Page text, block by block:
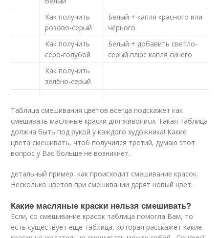
Как получить
розово-серый
Белый + капля красного или
чёрного
Как получить
серо-голубой
Белый + добавить светло-
серый плюс капля синего
Как получить
зелёно-серый
Таблица смешивания цветов всегда подскажет как
смешивать масляные краски для живописи. Такая таблица
должна быть под рукой у каждого художника! Какие
цвета смешивать, чтоб получился третий, думаю этот
вопрос у Вас больше не возникнет.
детальный пример, как происходит смешивание красок.
Несколько цветов при смешивании дарят новый цвет.
Какие масляные краски нельзя смешивать?
Если, со смешивание красок таблица помогла Вам, то
есть существует еще таблица, которая расскажет какие